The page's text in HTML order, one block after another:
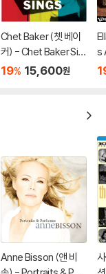
Chet Baker (쳇 베이
커) - Chet Baker Sin
gs
19% 15,600원
s
Anne Bisson (앤 비